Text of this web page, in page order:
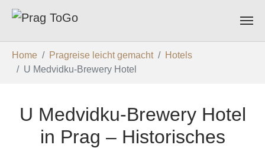
Home Pragreise leicht gemacht
Hotels
U Medvidku-Brewery Hotel
U Medvidku-Brewery Hotel
in Prag – Historisches